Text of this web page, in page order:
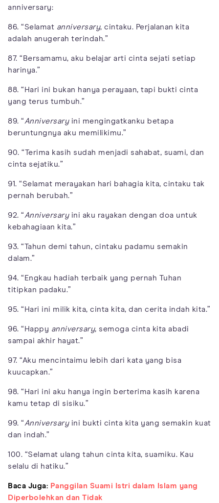
anniversary:
86. “Selamat anniversary, cintaku. Perjalanan kita
adalah anugerah terindah.”
87. “Bersamamu, aku belajar arti cinta sejati setiap
harinya.”
88. “Hari ini bukan hanya perayaan, tapi bukti cinta
yang terus tumbuh.”
89. “Anniversaryini mengingatkanku betapa
beruntungnya aku memilikimu.”
90. “Terima kasih sudah menjadi sahabat, suami, dan
cinta sejatiku.”
91. “Selamat merayakan hari bahagia kita, cintaku tak
pernah berubah.”
92. “Anniversaryini aku rayakan dengan doa untuk
kebahagiaan kita.”
93. “Tahun demi tahun, cintaku padamu semakin
dalam.”
94. “Engkau hadiah terbaik yang pernah Tuhan
titipkan padaku.”
95. “Hari ini milik kita, cinta kita, dan cerita indah kita.”
96. “Happy anniversary, semoga cinta kita abadi
sampai akhir hayat.”
97. “Aku mencintaimu lebih dari kata yang bisa
kuucapkan.”
98. “Hari ini aku hanya ingin berterima kasih karena
kamu tetap di sisiku.”
99. “Anniversaryini bukti cinta kita yang semakin kuat
dan indah.”
100. “Selamat ulang tahun cinta kita, suamiku. Kau
selalu di hatiku.”
Baca Juga: Panggilan Suami Istri dalam Islam yang
Diperbolehkan dan Tidak